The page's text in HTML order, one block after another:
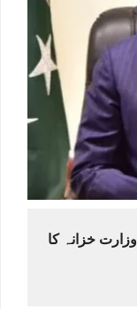
خزانہ کا